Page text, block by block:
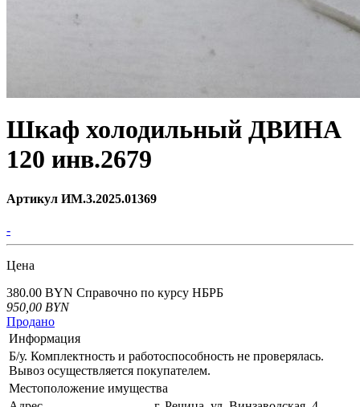
Шкаф холодильный ДВИНА
120 инв.2679
Артикул ИМ.3.2025.01369
-
Цена
380.00 BYN Справочно по курсу НБРБ
950,00 BYN
Продано
Информация
Б/у. Комплектность и работоспособность не проверялась.
Вывоз осуществляется покупателем.
Местоположение имущества